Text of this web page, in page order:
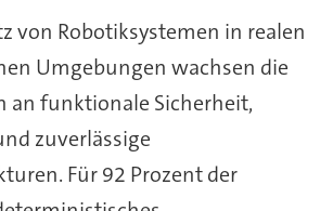
von Robotiksystemen in realen
Umgebungen wachsen die
an funktionale Sicherheit,
zuverlässige
Für 92 Prozent der